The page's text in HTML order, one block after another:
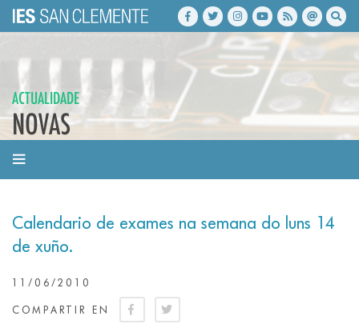
ACTUALIDADE
NOVAS
Calendario de exames na semana do luns 14
de xuño.
11/06/2010
COMPARTIR EN